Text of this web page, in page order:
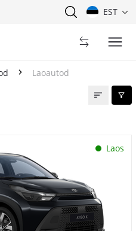
EST
Laoautod
Laos